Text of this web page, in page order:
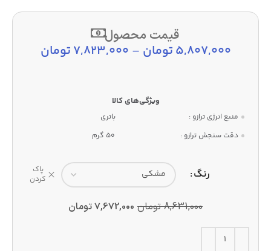
قیمت محصول
5,807,000تومان –
7,823,000تومان
منبع انرژی ترازو :
باتری
دقت سنجش ترازو :
50 گرم
رنگ
پاک
کردن
8,631,000 تومان 7,672,000تومان